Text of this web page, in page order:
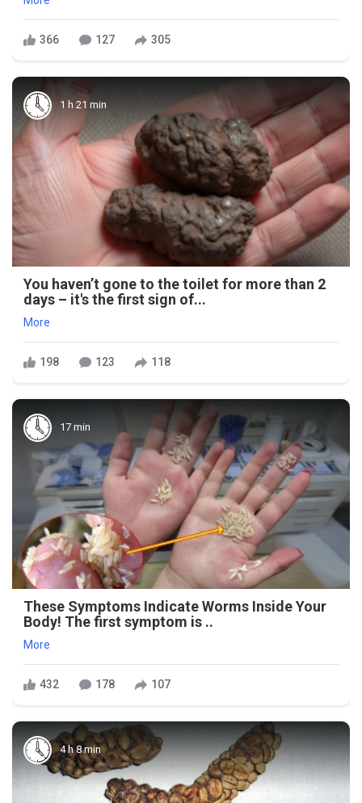
366 127 305
1 h 21 min
You haven’t gone to the toilet for more than 2
days – it's the first sign of...
More
198 123 118
17 min
These Symptoms Indicate Worms Inside Your
Body! The first symptom is ..
More
432 178 107
4 h 8 min